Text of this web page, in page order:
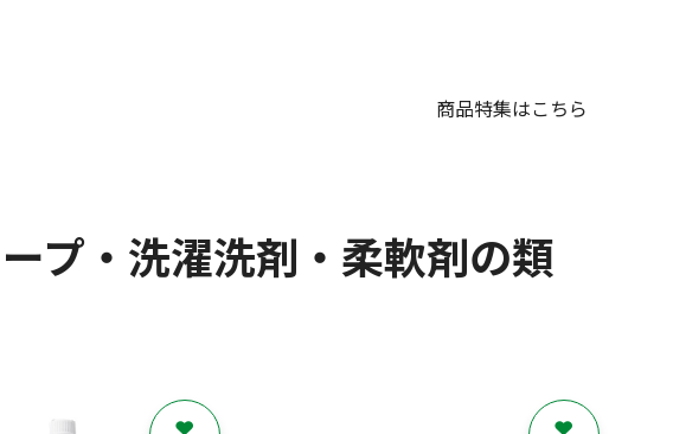
商品特集はこちら
プ・洗濯洗剤・柔軟剤の類